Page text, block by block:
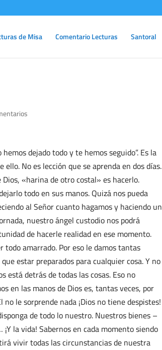
de Misa Comentario Lecturas Santoral
dejado todo y te hemos seguido”. Es la
No es lección que se aprenda en dos días.
«harina de otro costal» es hacerlo.
todo en sus manos. Quizá nos pueda
al Señor cuanto hagamos y haciendo un
nuestro ángel custodio nos podrá
de hacerle realidad en ese momento.
amarrado. Por eso le damos tantas
estar preparados para cualquier cosa. Y no
está detrás de todas las cosas. Eso no
en las manos de Dios es, tantas veces, por
le sorprende nada ¡Dios no tiene despistes!
de todo lo nuestro. Nuestros bienes –
la vida! Sabernos en cada momento siendo
vivir todas las circunstancias de nuestra